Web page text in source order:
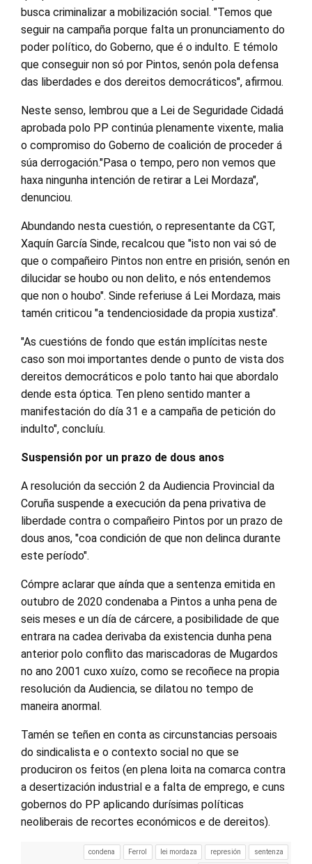
busca criminalizar a mobilización social. "Temos que
seguir na campaña porque falta un pronunciamento do
poder político, do Goberno, que é o indulto. E témolo
que conseguir non só por Pintos, senón pola defensa
das liberdades e dos dereitos democráticos", afirmou.
Neste senso, lembrou que a Lei de Seguridade Cidadá
aprobada polo PP continúa plenamente vixente, malia
o compromiso do Goberno de coalición de proceder á
súa derrogación."Pasa o tempo, pero non vemos que
haxa ningunha intención de retirar a Lei Mordaza",
denunciou.
Abundando nesta cuestión, o representante da CGT,
Xaquín García Sinde, recalcou que "isto non vai só de
que o compañeiro Pintos non entre en prisión, senón en
dilucidar se houbo ou non delito, e nós entendemos
que non o houbo". Sinde referiuse á Lei Mordaza, mais
tamén criticou "a tendenciosidade da propia xustiza".
"As cuestións de fondo que están implícitas neste
caso son moi importantes dende o punto de vista dos
dereitos democráticos e polo tanto hai que abordalo
dende esta óptica. Ten pleno sentido manter a
manifestación do día 31 e a campaña de petición do
indulto", concluíu.
Suspensión por un prazo de dous anos
A resolución da sección 2 da Audiencia Provincial da
Coruña suspende a execución da pena privativa de
liberdade contra o compañeiro Pintos por un prazo de
dous anos, "coa condición de que non delinca durante
este período".
Cómpre aclarar que aínda que a sentenza emitida en
outubro de 2020 condenaba a Pintos a unha pena de
seis meses e un día de cárcere, a posibilidade de que
entrara na cadea derivaba da existencia dunha pena
anterior polo conflito das mariscadoras de Mugardos
no ano 2001 cuxo xuízo, como se recoñece na propia
resolución da Audiencia, se dilatou no tempo de
maneira anormal.
Tamén se teñen en conta as circunstancias persoais
do sindicalista e o contexto social no que se
produciron os feitos (en plena loita na comarca contra
a desertización industrial e a falta de emprego, e cuns
gobernos do PP aplicando durísimas políticas
neoliberais de recortes económicos e de dereitos).
condena Ferrol lei mordaza represión sentenza